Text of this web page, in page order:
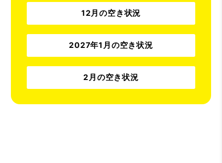
12月の空き状況
2027年1月の空き状況
2月の空き状況